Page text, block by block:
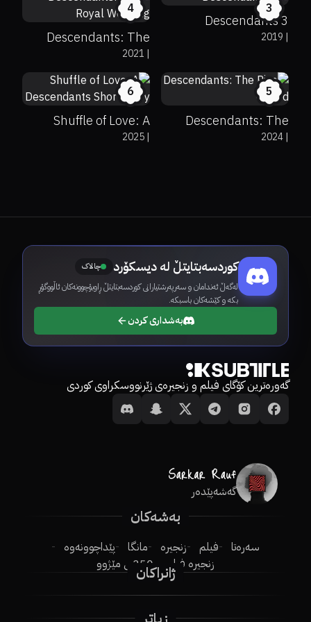
3
Descendants 3
|
2019
4
Descendants: The
Royal Wedding|
2021
5
Descendants: The
Rise of Red|
2024
0
0%
0%
6
Shuffle of Love: A
Descendants Short|
2025
کوردسەبتایتڵ لە دیسکۆرد چالاک
لەگەڵ ئەندامان و سەرپەرشتیارانی کوردسەبتایتڵ ڕاوبۆچوونەکان ئاڵووگۆڕ
بکە و کێشەکان باسبکە.
بەشداری کردن
گەورەترین کۆگای فیلم و زنجیرەی ژێرنووسکراوی کوردی
گەشەپێدەر
بەشەکان
سەرەتا فیلم زنجیرە مانگا
پێداچوونەوە
زنجیرە فیلم
250ـی مێژوو
ژانراکان